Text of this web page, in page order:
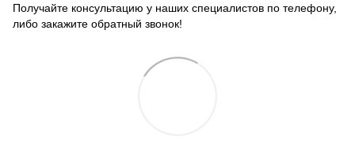
Получайте консультацию у наших специалистов по телефону,
либо закажите обратный звонок!